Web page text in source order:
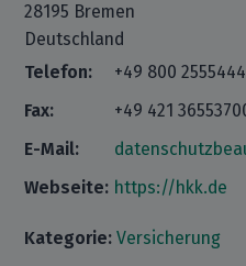
28195 Bremen
Deutschland
Telefon:
+49 800 2555444
Fax:
+49 421
E-Mail:
Webseite: https://hkk.de
Kategorie: Versicherung